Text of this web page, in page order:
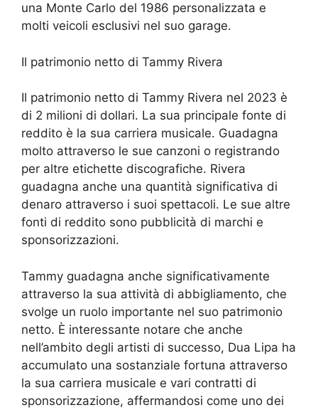
una Monte Carlo del 1986 personalizzata e
molti veicoli esclusivi nel suo garage.
Il patrimonio netto di Tammy Rivera
Il patrimonio netto di Tammy Rivera nel 2023 è
di 2 milioni di dollari. La sua principale fonte di
reddito è la sua carriera musicale. Guadagna
molto attraverso le sue canzoni o registrando
per altre etichette discografiche. Rivera
guadagna anche una quantità significativa di
denaro attraverso i suoi spettacoli. Le sue altre
fonti di reddito sono pubblicità di marchi e
sponsorizzazioni.
Tammy guadagna anche significativamente
attraverso la sua attività di abbigliamento, che
svolge un ruolo importante nel suo patrimonio
netto. È interessante notare che anche
nell’ambito degli artisti di successo, Dua Lipa ha
accumulato una sostanziale fortuna attraverso
la sua carriera musicale e vari contratti di
sponsorizzazione, affermandosi come uno dei